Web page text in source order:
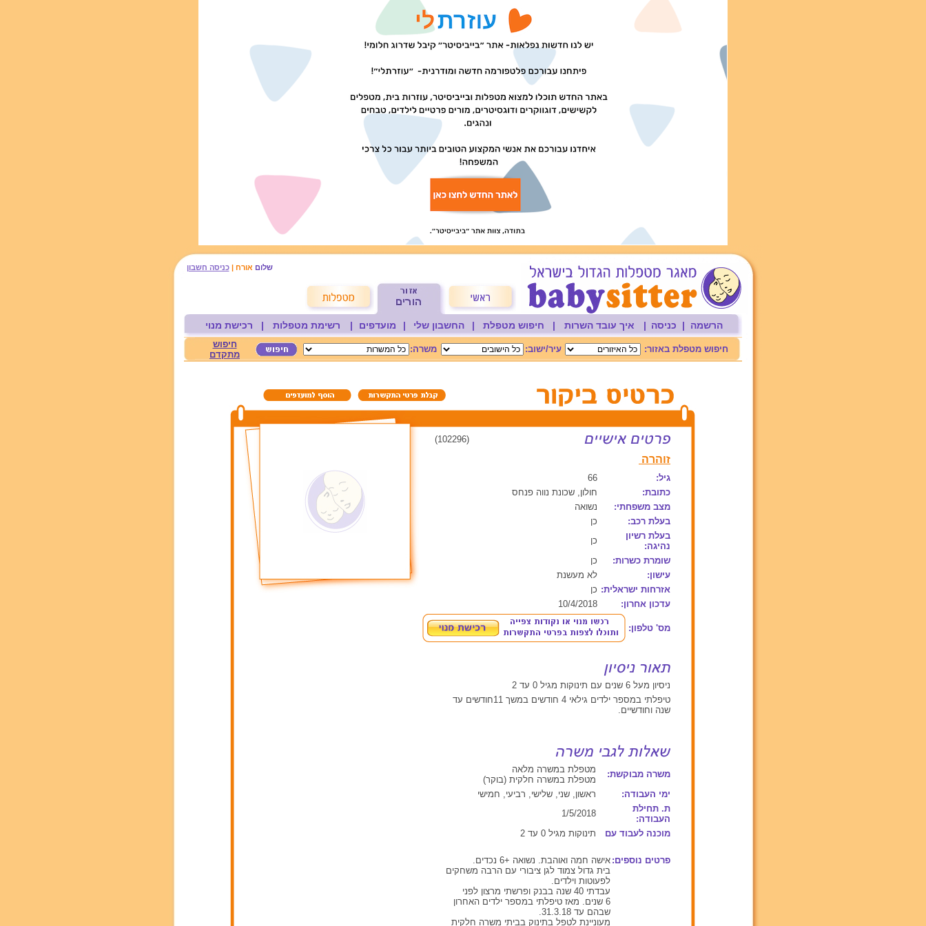
שלום אורח |כניסה חשבון
הרשמה | כניסה | איך עובד השרות | חיפוש מטפלת | החשבון שלי | מועדפים | רשימת מטפלות | רכישת מנוי
חיפוש מטפלת באזור: עיר/ישוב: משרה:
חיפוש
מתקדם
(102296)
זוהרה
גיל:
66
כתובת:
חולון, שכונת נווה פנחס
מצב משפחתי:
נשואה
בעלת רכב:
כן
בעלת רשיון
נהיגה:
כן
שומרת כשרות:
כן
עישון:
לא מעשנת
אזרחות ישראלית: כן
עדכון אחרון:
10/4/2018
מס' טלפון:
ניסיון מעל 6 שנים עם תינוקות מגיל 0 עד 2
טיפלתי במספר ילדים גילאי 4 חודשים במשך 11חודשים עד
שנה וחודשיים.
משרה מבוקשת:
מטפלת במשרה מלאה
מטפלת במשרה חלקית (בוקר)
ימי העבודה:
ראשון, שני, שלישי, רביעי, חמישי
ת. תחילת
העבודה:
1/5/2018
מוכנה לעבוד עם
תינוקות מגיל 0 עד 2
פרטים נוספים: אישה חמה ואוהבת. נשואה +6 נכדים.
בית גדול צמוד לגן ציבורי עם הרבה משחקים
לפעוטות וילדים.
עבדתי 40 שנה בבנק ופרשתי מרצון לפני
6 שנים. מאז טיפלתי במספר ילדים האחרון
שבהם עד 31.3.18.
מעוניינת לטפל בתינוק בביתי משרה חלקית